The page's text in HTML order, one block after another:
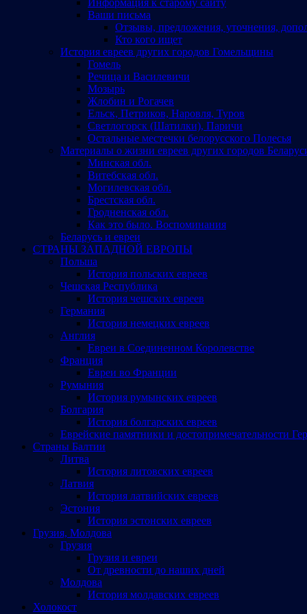
Ваши письма
Отзывы, предложения, уточнения,
Кто кого ищет
История евреев других городов Гомельщины
Гомель
Речица и Василевичи
Мозырь
Жлобин и Рогачев
Ельск, Петриков, Наровля, Туров
Светлогорск (Шатилки), Паричи
Остальные местечки белорусского Полесья
Материалы о жизни евреев других городов
Минская обл.
Витебская обл.
Могилевская обл.
Брестская обл.
Гродненская обл.
Как это было. Воспоминания
Беларусь и евреи
СТРАНЫ ЗАПАДНОЙ ЕВРОПЫ
Польша
История польских евреев
Чешская Республика
История чешских евреев
Германия
История немецких евреев
Англия
Евреи в Соединенном Королевстве
Франция
Евреи во Франции
Румыния
История румынских евреев
Болгария
История болгарских евреев
Еврейские памятники и достопримечательности
Страны Балтии
Литва
История литовских евреев
Латвия
История латвийских евреев
Эстония
История эстонских евреев
Грузия, Молдова
Грузия
Грузия и евреи
От древности до наших дней
Молдова
История молдавских евреев
Холокост